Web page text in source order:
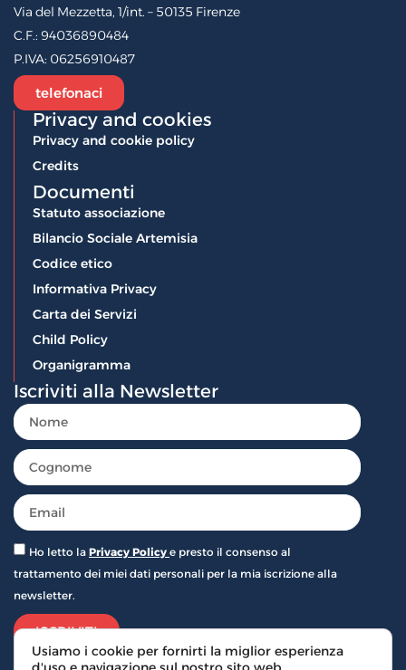
Via del Mezzetta, 1/int. – 50135 Firenze
C.F.: 94036890484
P.IVA: 06256910487
telefonaci
Privacy and cookies
Privacy and cookie policy
Credits
Documenti
Statuto associazione
Bilancio Sociale Artemisia
Codice etico
Informativa Privacy
Carta dei Servizi
Child Policy
Organigramma
Iscriviti alla Newsletter
Ho letto la Privacy Policy e presto il consenso al
trattamento dei miei dati personali per la mia iscrizione alla
newsletter.
ISCRIVITI
Usiamo i cookie per fornirti la miglior esperienza